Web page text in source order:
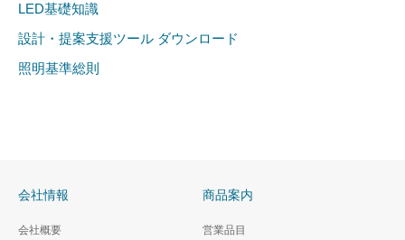
LED基礎知識
設計・提案支援ツール ダウンロード
照明基準総則
会社情報
会社概要
商品案内
営業品目